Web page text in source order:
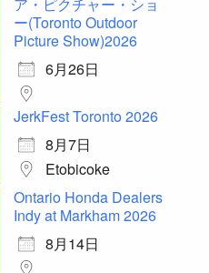
ー(Toronto Outdoor
Picture Show)2026
6月26日
JerkFest Toronto 2026
8月7日
Etobicoke
Ontario Honda Dealers
Indy at Markham 2026
8月14日